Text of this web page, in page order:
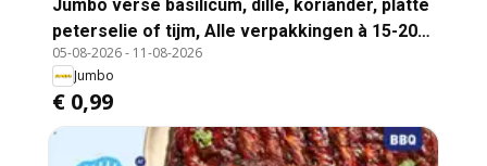
Jumbo verse basilicum, dille, koriander, platte
peterselie of tijm, Alle verpakkingen à 15-20
gram, Per verpakking
05-08-2026- 11-08-2026
Jumbo
€ 0,99